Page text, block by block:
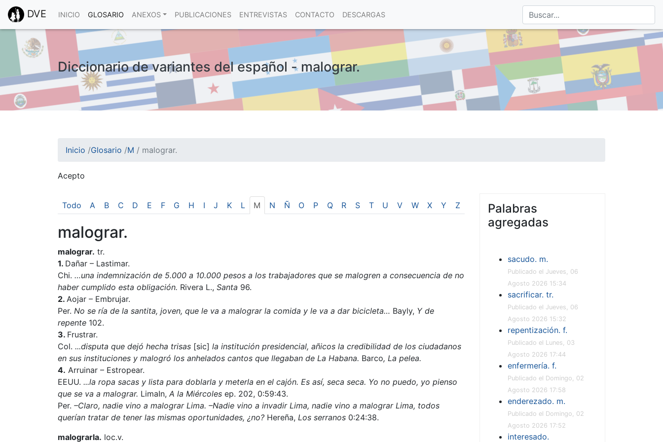
DVE INICIO GLOSARIO ANEXOS PUBLICACIONES ENTREVISTAS CONTACTO DESCARGAS
Diccionario de variantes del español - malograr.
Inicio /Glosario /M / malograr.
Acepto
Esto nos ayuda a recolectar estadísticas de las visitas.
Todo A B C D E F G H I J K L M N Ñ O P Q R S T U V W X Y Z
malograr.
malograr. tr.
1. Dañar – Lastimar.
Chi. …una indemnización de 5.000 a 10.000 pesos a los trabajadores que se malogren a consecuencia de no
haber cumplido esta obligación. Rivera L., Santa 96.
2. Aojar – Embrujar.
Per. No se ría de la santita, joven, que le va a malograr la comida y le va a dar bicicleta… Bayly, Y de
repente 102.
3. Frustrar.
Col. ...disputa que dejó hecha trisas [sic] la institución presidencial, añicos la credibilidad de los ciudadanos
en sus instituciones y malogró los anhelados cantos que llegaban de La Habana. Barco, La pelea.
4. Arruinar – Estropear.
EEUU. ...la ropa sacas y lista para doblarla y meterla en el cajón. Es así, seca seca. Yo no puedo, yo pienso
que se va a malograr. LimaIn, A la Miércoles ep. 202, 0:59:43.
Per. –Claro, nadie vino a malograr Lima. –Nadie vino a invadir Lima, nadie vino a malograr Lima, todos
querían tratar de tener las mismas oportunidades, ¿no? Hereña, Los serranos 0:24:38.
malograrla. loc.v.
Palabras
agregadas
sacudo. m.
Publicado el Jueves, 06
Agosto 2026 15:34
sacrificar. tr.
Publicado el Jueves, 06
Agosto 2026 15:32
repentización. f.
Publicado el Lunes, 03
Agosto 2026 17:44
enfermería. f.
Publicado el Domingo, 02
Agosto 2026 17:58
enderezado. m.
Publicado el Domingo, 02
Agosto 2026 17:52
interesado.